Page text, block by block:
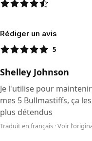
Rédiger un avis
5
Shelley Johnson
Je l'utilise pour
mes 5 Bullmastiffs, ça
plus détendus
Traduit en français ·Voir